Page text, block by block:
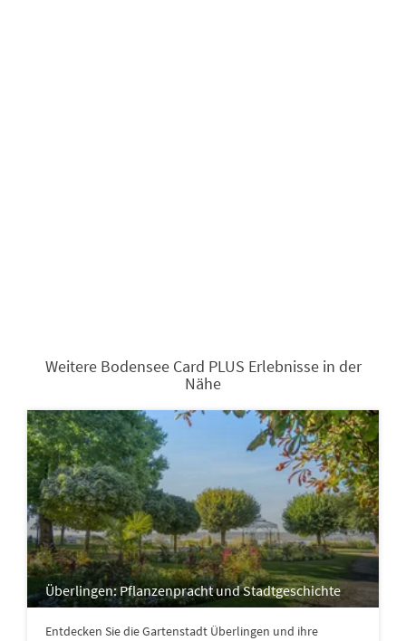
Weitere Bodensee Card PLUS Erlebnisse in der
Nähe
Überlingen: Pflanzenpracht und Stadtgeschichte
Entdecken Sie die Gartenstadt Überlingen und ihre